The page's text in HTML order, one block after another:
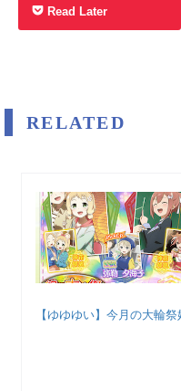
Read Later
RELATED
【ゆゆゆい】今月の大輪